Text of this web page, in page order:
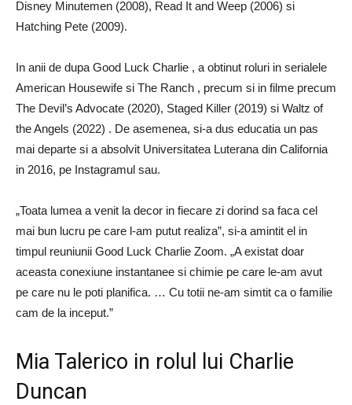
Disney Minutemen (2008), Read It and Weep (2006) si
Hatching Pete (2009).
In anii de dupa Good Luck Charlie , a obtinut roluri in serialele
American Housewife si The Ranch , precum si in filme precum
The Devil’s Advocate (2020), Staged Killer (2019) si Waltz of
the Angels (2022) . De asemenea, si-a dus educatia un pas
mai departe si a absolvit Universitatea Luterana din California
in 2016, pe Instagramul sau.
„Toata lumea a venit la decor in fiecare zi dorind sa faca cel
mai bun lucru pe care l-am putut realiza”, si-a amintit el in
timpul reuniunii Good Luck Charlie Zoom. „A existat doar
aceasta conexiune instantanee si chimie pe care le-am avut
pe care nu le poti planifica. … Cu totii ne-am simtit ca o familie
cam de la inceput.”
Mia Talerico in rolul lui Charlie
Duncan